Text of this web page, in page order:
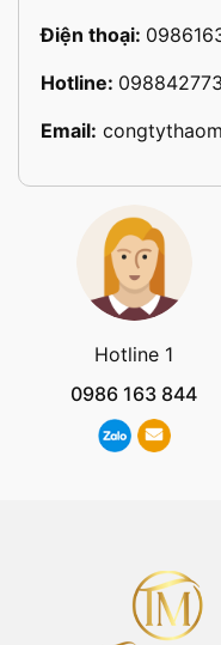
Điện thoại:
Hotline:
Email:
Hotline 1
0986 163 844